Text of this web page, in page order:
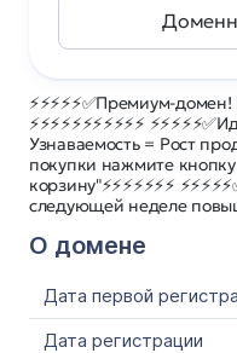
⚡⚡⚡⚡⚡✅Премиум-
⚡⚡⚡⚡⚡⚡⚡⚡⚡⚡⚡
Узнаваемость = Рост продаж!
покупки нажмите
корзину"⚡⚡⚡⚡⚡⚡⚡
следующей неделе
О домене
Дата первой
Дата регистрации